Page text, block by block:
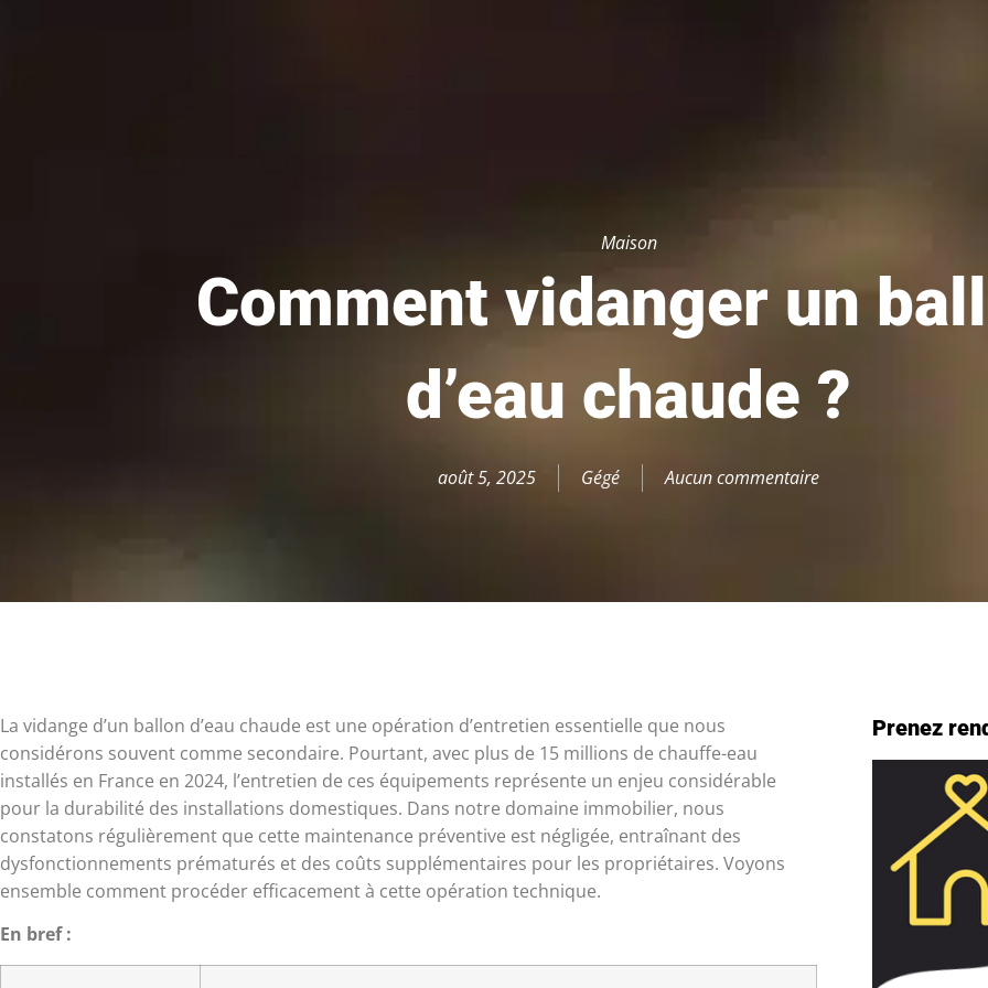
Maison
Comment vidanger un
d’eau chaude ?
août 5, 2025 Gégé Aucun commentaire
La vidange d’un ballon d’eau chaude est une opération d’entretien essentielle que nous
considérons souvent comme secondaire. Pourtant, avec plus de 15 millions de chauffe-eau
installés en France en 2024, l’entretien de ces équipements représente un enjeu considérable
pour la durabilité des installations domestiques. Dans notre domaine immobilier, nous
constatons régulièrement que cette maintenance préventive est négligée, entraînant des
dysfonctionnements prématurés et des coûts supplémentaires pour les propriétaires. Voyons
ensemble comment procéder efficacement à cette opération technique.
En bref :
Prenez